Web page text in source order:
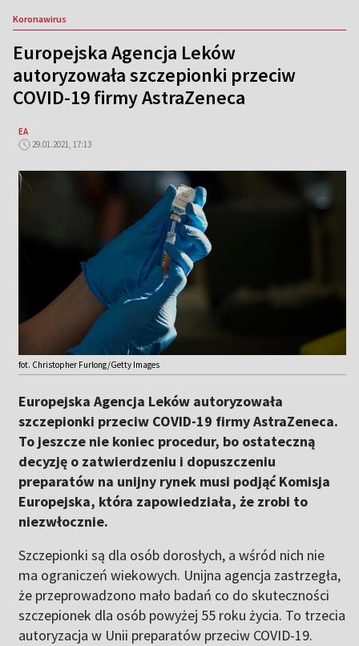
Koronawirus
Europejska Agencja Leków
autoryzowała szczepionki przeciw
COVID-19 firmy AstraZeneca
EA
29.01.2021, 17:13
fot. Christopher Furlong/Getty Images
Europejska Agencja Leków autoryzowała
szczepionki przeciw COVID-19 firmy AstraZeneca.
To jeszcze nie koniec procedur, bo ostateczną
decyzję o zatwierdzeniu i dopuszczeniu
preparatów na unijny rynek musi podjąć Komisja
Europejska, która zapowiedziała, że zrobi to
niezwłocznie.
Szczepionki są dla osób dorosłych, a wśród nich nie
ma ograniczeń wiekowych. Unijna agencja zastrzegła,
że przeprowadzono mało badań co do skuteczności
szczepionek dla osób powyżej 55 roku życia. To trzecia
autoryzacja w Unii preparatów przeciw COVID-19.